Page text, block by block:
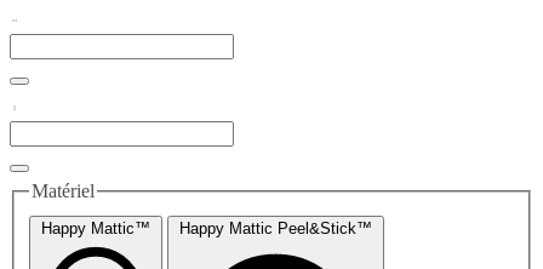
Matériel
Happy Mattic™ Happy Mattic Peel&Stick™